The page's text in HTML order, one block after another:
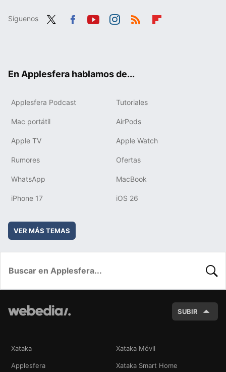
Síguenos
En Applesfera hablamos de...
Applesfera Podcast Tutoriales
Mac portátil AirPods
Apple TV Apple Watch
Rumores Ofertas
WhatsApp MacBook
iPhone 17 iOS 26
VER MÁS TEMAS
SUBIR
Xataka Xataka Móvil
Applesfera Xataka Smart Home